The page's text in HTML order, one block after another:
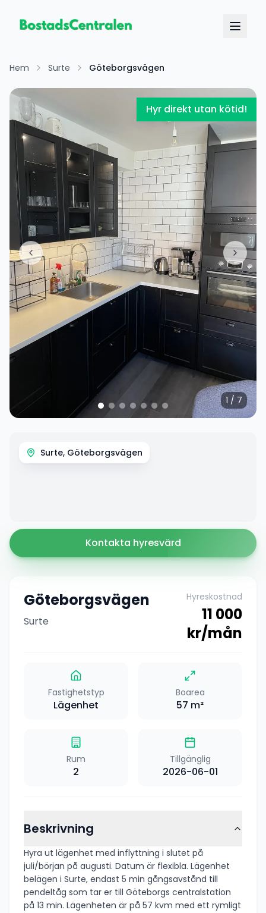
Hem Surte Göteborgsvägen
Hyr direkt utan kötid!
1 /7
Surte, Göteborgsvägen
Kontakta hyresvärd
Göteborgsvägen
Surte
Hyreskostnad
11 000
kr/mån
Fastighetstyp
Lägenhet
Boarea
57 m²
Rum
2
Tillgänglig
2026-06-01
Beskrivning
Hyra ut lägenhet med inflyttning i slutet på
juli/början på augusti. Datum är flexibla. Lägenhet
belägen i Surte, endast 5 min gångsavstånd till
pendeltåg som tar er till Göteborgs centralstation
på 13 min. Lägenheten är på 57 kvm med ett rymligt